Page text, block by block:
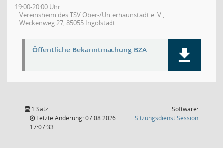
19:00-20:00 Uhr
Vereinsheim des TSV Ober-/Unterhaunstadt e. V.,
Weckenweg 27, 85055 Ingolstadt
Öffentliche Bekanntmachung BZA
1 Satz
Letzte Änderung: 07.08.2026
17:07:33
Software:
SitzungsdienstSession(Wird in